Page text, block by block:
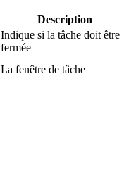
Description
Indique si la tâche doit être
fermée
La fenêtre de tâche